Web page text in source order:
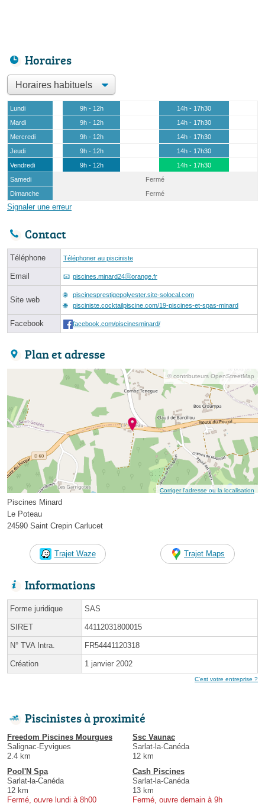
Horaires
Lundi 9h - 12h
14h - 17h30
Mardi
9h - 12h
14h - 17h30
Mercredi
9h - 12h
14h - 17h30
Jeudi
9h - 12h
14h - 17h30
Vendredi
9h - 12h
14h - 17h30
Samedi
Fermé
Dimanche
Fermé
Signaler une erreur
Contact
Téléphone Téléphoner au pisciniste
Email piscines.minard24ⓐorange.fr
Site web
piscinesprestigepolyester.site-solocal.com
pisciniste.cocktailpiscine.com/19-piscines-et-spas-minard
Facebook facebook.com/piscinesminard/
Plan et adresse
© contributeurs OpenStreetMap
Corriger l’adresse ou la localisation
Piscines Minard
Le Poteau
24590 Saint Crepin Carlucet
Trajet Waze Trajet Maps
Informations
Forme juridique SAS
SIRET 44112031800015
N° TVA Intra. FR54441120318
Création 1 janvier 2002
C'est votre entreprise ?
Piscinistes à proximité
Freedom Piscines Mourgues
Salignac-Eyvigues
2.4 km
Ssc Vaunac
Sarlat-la-Canéda
12 km
Pool'N Spa
Sarlat-la-Canéda
12 km
Fermé, ouvre lundi à 8h00
Cash Piscines
Sarlat-la-Canéda
13 km
Fermé, ouvre demain à 9h